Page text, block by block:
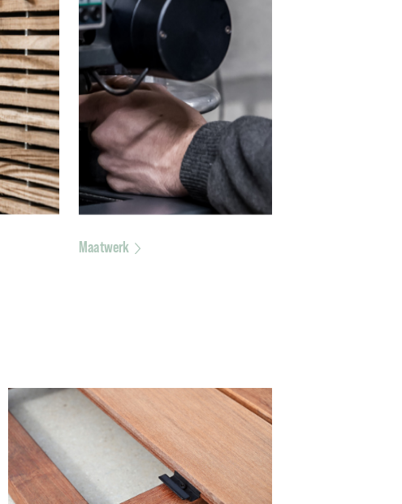
Maatwerk